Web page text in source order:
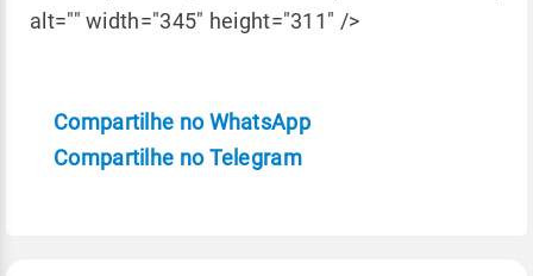
alt="" width="345" height="311" />
Compartilhe no WhatsApp
Compartilhe no Telegram